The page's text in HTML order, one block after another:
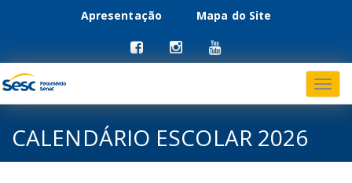
Apresentação Mapa do Site
Menu
primário
Pular
para
o
CALENDÁRIO ESCOLAR 2026